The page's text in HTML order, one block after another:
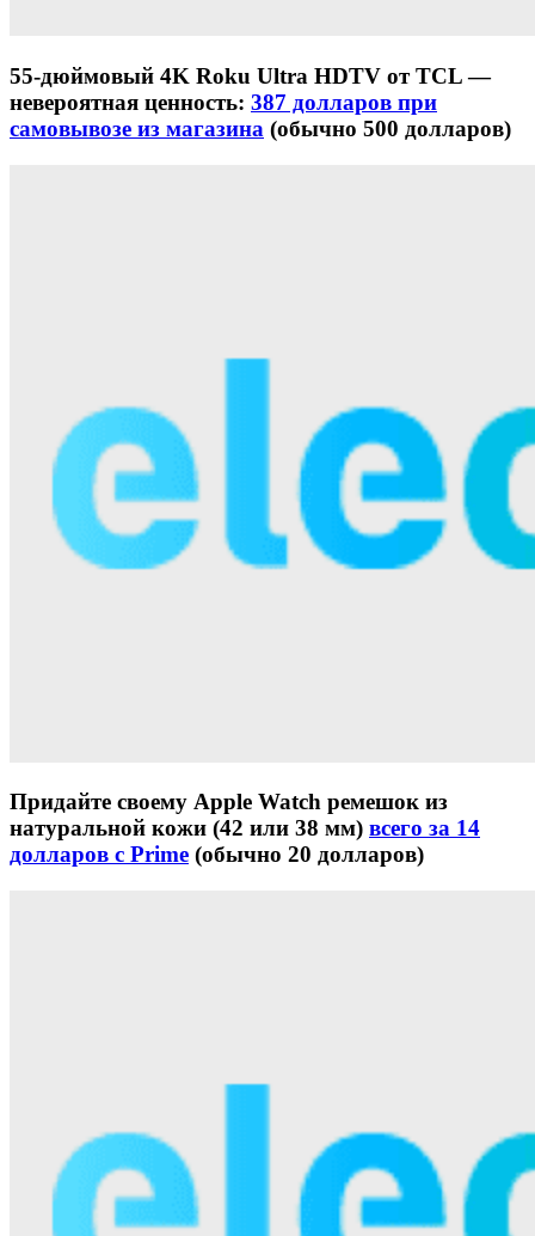
55-дюймовый 4K Roku Ultra HDTV от TCL —
невероятная ценность: 387 долларов при
самовывозе из магазина (обычно 500 долларов)
Придайте своему Apple Watch ремешок из
натуральной кожи (42 или 38 мм) всего за 14
долларов с Prime (обычно 20 долларов)